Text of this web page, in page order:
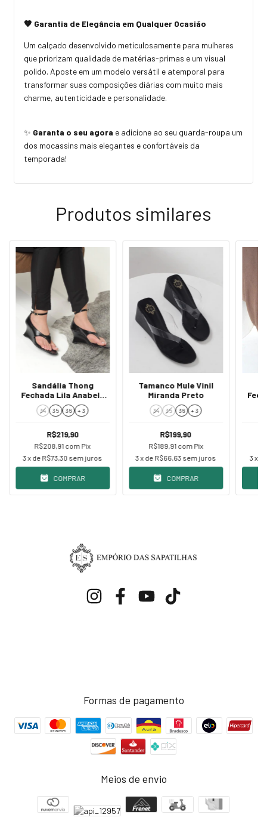
🤎 Garantia de Elegância em Qualquer Ocasião
Um calçado desenvolvido meticulosamente para mulheres
que priorizam qualidade de matérias-primas e um visual
polido. Aposte em um modelo versátil e atemporal para
transformar suas composições diárias com muito mais
charme, autenticidade e personalidade.
✨ Garanta o seu agora e adicione ao seu guarda-roupa um
dos mocassins mais elegantes e confortáveis da
temporada!
Produtos similares
Sandália Thong
Fechada Lila Anabela
Preta
34 35 36 + 3
R$219,90
R$208,91 com Pix
3x de R$73,30 sem juros
COMPRAR
Tamanco Mule Vinil
Miranda Preto
34 35 36 + 3
R$199,90
R$189,91 com Pix
3 x de R$66,63 sem juros
COMPRAR
3 x
Formas de pagamento
Meios de envio